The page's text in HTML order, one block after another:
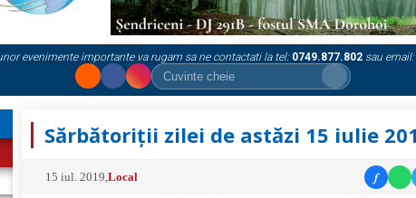
evenimente importante va rugam sa ne contactati la tel: 0749.877.802 sau email:
Sărbătoriții zilei de astăzi 15 iulie
15 iul. 2019 ,Local f